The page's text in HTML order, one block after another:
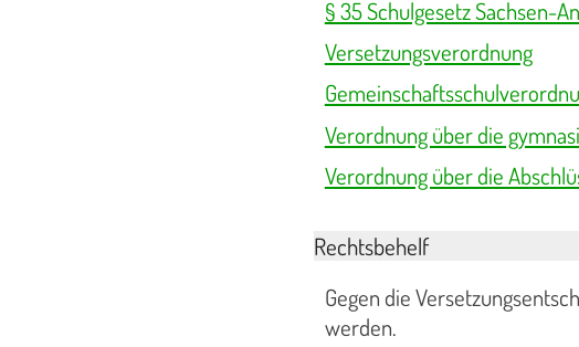
§ 35 Schulgesetz Sachsen-
Versetzungsverordnung
Verordnung über die
Verordnung über die
Rechtsbehelf
Gegen die
werden.